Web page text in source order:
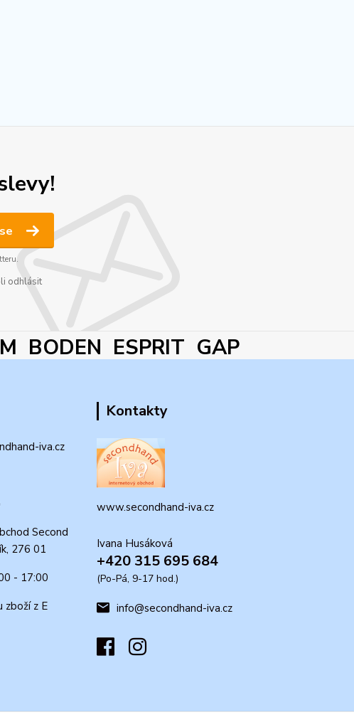
odhlásit
BODEN ESPRIT GAP
iva.cz
Second
276 01
- 17:00
zboží z E
Kontakty
www.secondhand-iva.cz
Ivana Husáková
+420 315 695 684
(Po-Pá, 9-17 hod.)
info@secondhand-iva.cz